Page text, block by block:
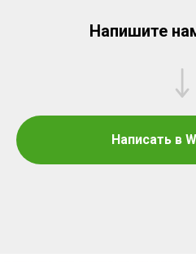
Напишите
Написать в